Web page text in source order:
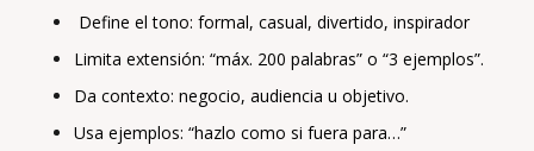
Define el tono: formal, casual, divertido, inspirador
Limita extensión: “máx. 200 palabras” o “3 ejemplos”.
Da contexto: negocio, audiencia u objetivo.
Usa ejemplos: “hazlo como si fuera para…”